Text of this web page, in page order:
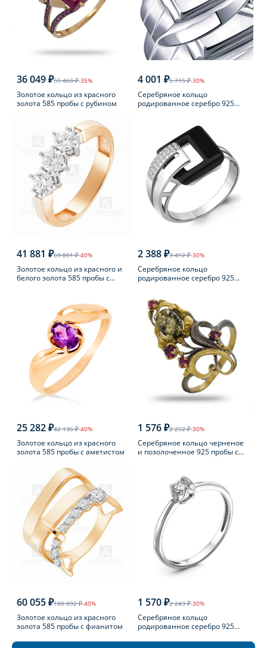
36 049 ₽55 460 ₽-35%
Золотое кольцо из красного
золота 585 пробы с рубином
4 001 ₽5 715 ₽-30%
Серебряное кольцо
родированное серебро 925
41 881 ₽69 801 ₽-40%
Золотое кольцо из красного и
белого золота 585 пробы с
2 388 ₽3 412 ₽-30%
Серебряное кольцо
родированное серебро 925
25 282 ₽42 136 ₽-40%
Золотое кольцо из красного
золота 585 пробы с аметистом
1 576 ₽2 252 ₽-30%
Серебряное кольцо черненое
и позолоченное 925 пробы с
60 055 ₽100 092 ₽-40%
Золотое кольцо из красного
золота 585 пробы с фианитом
1 570 ₽2 243 ₽-30%
Серебряное кольцо
родированное серебро 925